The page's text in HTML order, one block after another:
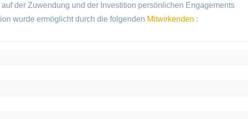
der Zuwendung und der Investition persönlichen Engagements
wurde ermöglicht durch die folgenden Mitwirkenden :